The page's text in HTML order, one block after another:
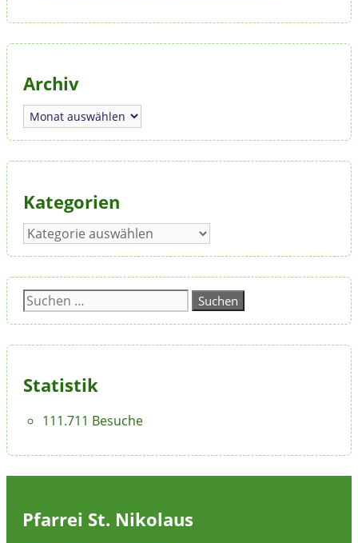
Archiv
Archiv
Kategorien
Kategorien
Suchen
nach:
Statistik
111.711 Besuche
Pfarrei St. Nikolaus